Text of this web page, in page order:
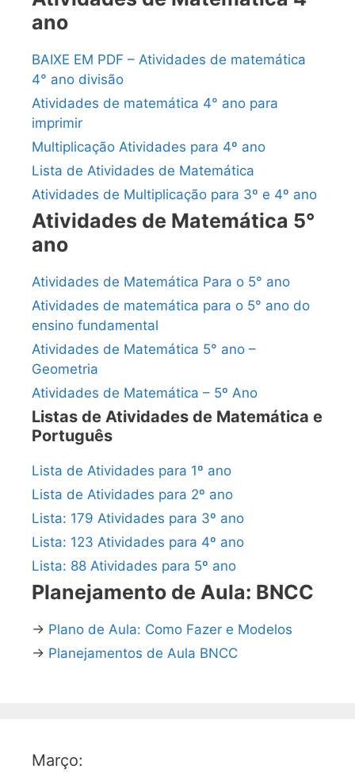
ano
BAIXE EM PDF – Atividades de matemática
4° ano divisão
Atividades de matemática 4° ano para
imprimir
Multiplicação Atividades para 4º ano
Lista de Atividades de Matemática
Atividades de Multiplicação para 3º e 4º ano
Atividades de Matemática 5°
ano
Atividades de Matemática Para o 5° ano
Atividades de matemática para o 5° ano do
ensino fundamental
Atividades de Matemática 5° ano –
Geometria
Atividades de Matemática – 5º Ano
Listas de Atividades de Matemática e
Português
Lista de Atividades para 1º ano
Lista de Atividades para 2º ano
Lista: 179 Atividades para 3º ano
Lista: 123 Atividades para 4º ano
Lista: 88 Atividades para 5º ano
Planejamento de Aula: BNCC
→ Plano de Aula: Como Fazer e Modelos
→ Planejamentos de Aula BNCC
Março: